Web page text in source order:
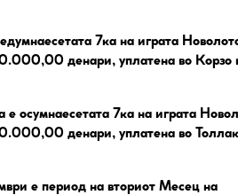
7ка на играта
денари, уплатена во Корзо
е осумнаесетата 7ка на играта
денари, уплатена во
е период на вториот Месец на